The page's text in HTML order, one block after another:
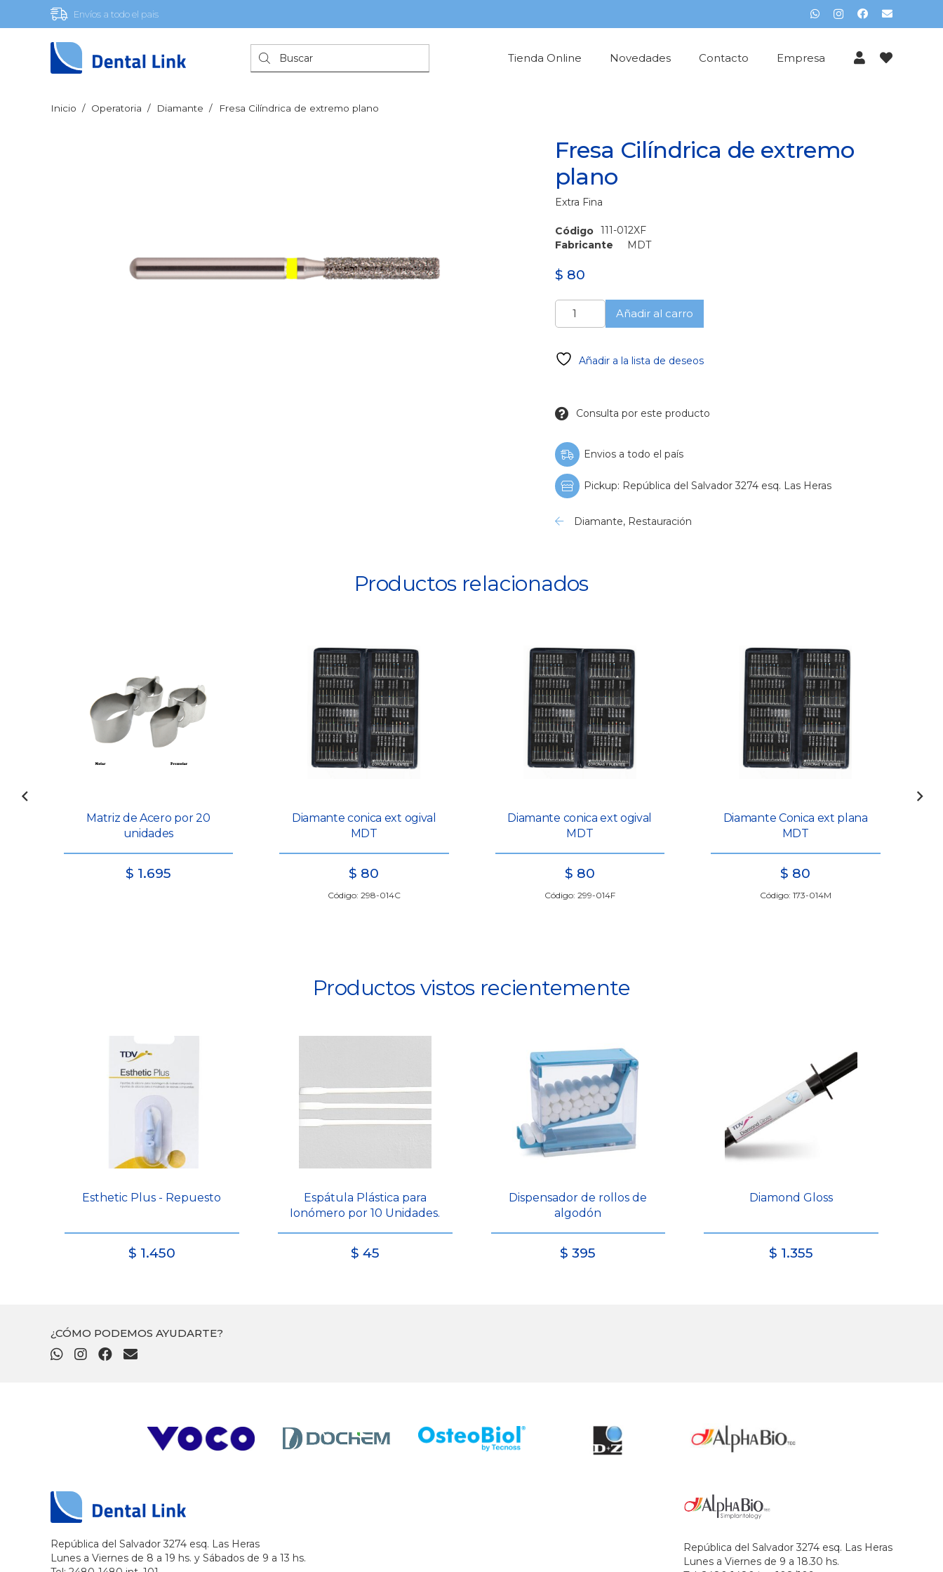
Envíos a todo el pais
Búsqueda
de
productos
Tienda Online Novedades Contacto Empresa
Inicio / Operatoria / Diamante / Fresa Cilíndrica de extremo plano
Fresa Cilíndrica de extremo
plano
Extra Fina
Código 111-012XF
Fabricante
MDT
$ 80
Fresa
Cilíndrica
extremo
plano
Añadir al carro
Añadir a la lista de deseos
Consulta por este producto
Envios a todo el país
Pickup: República del Salvador 3274 esq. Las Heras
Diamante, Restauración
Productos relacionados
Matriz de Acero por 20
unidades
$ 1.695
Diamante conica ext ogival
MDT
$ 80
Código: 298-014C
Diamante conica ext ogival
MDT
$ 80
Código: 299-014F
Diamante Conica ext plana
MDT
$ 80
Código: 173-014M
Productos vistos recientemente
Esthetic Plus - Repuesto
$ 1.450
Espátula Plástica para
Ionómero por 10 Unidades.
$ 45
Dispensador de rollos de
algodón
$395
Diamond Gloss
$ 1.355
¿CÓMO PODEMOS AYUDARTE?
República del Salvador 3274 esq. Las Heras
Lunes a Viernes de 8 a 19 hs. y Sábados de 9 a 13 hs.
República del Salvador 3274 esq. Las Heras
Lunes a Viernes de 9 a 18.30 hs.